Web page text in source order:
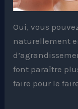
Oui, vous
naturellement
font paraître
faire pour le